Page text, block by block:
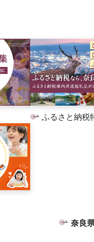
ふるさと納税
奈良